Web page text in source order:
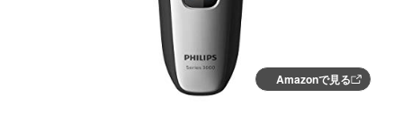
Amazonで見る